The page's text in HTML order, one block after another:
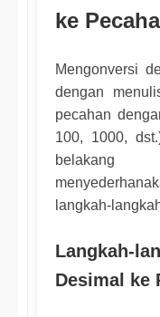
ke
Mengonversi
dengan
pecahan
100, 1000,
langkah-
Langkah-
Desimal ke